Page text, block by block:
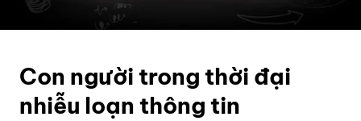
Con người trong thời đại
nhiễu loạn thông tin